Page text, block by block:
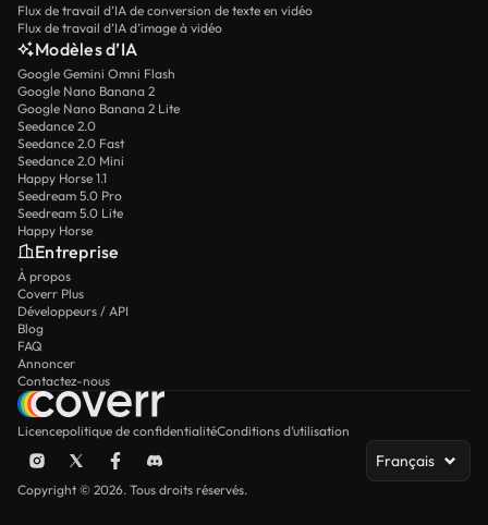
Flux de travail d’IA de conversion de texte en vidéo
Flux de travail d’IA d’image à vidéo
Modèles d’IA
Google Gemini Omni Flash
Google Nano Banana 2
Google Nano Banana 2 Lite
Seedance 2.0
Seedance 2.0 Fast
Seedance 2.0 Mini
Happy Horse 1.1
Seedream 5.0 Pro
Seedream 5.0 Lite
Happy Horse
Entreprise
À propos
Coverr Plus
Développeurs / API
Blog
FAQ
Annoncer
Contactez-nous
Licencepolitique de confidentialitéConditions d’utilisation
Français
Copyright © 2026. Tous droits réservés.